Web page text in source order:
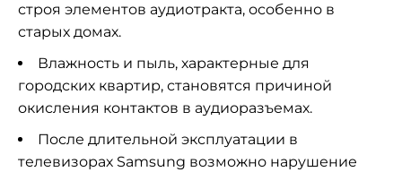
строя элементов аудиотракта, особенно в
старых домах.
Влажность и пыль, характерные для
городских квартир, становятся причиной
окисления контактов в аудиоразъемах.
После длительной эксплуатации в
телевизорах Samsung возможно нарушение